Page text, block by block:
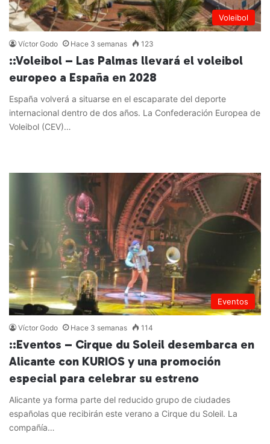
Voleibol
Víctor Godo Hace 3 semanas 123
::Voleibol – Las Palmas llevará el voleibol
europeo a España en 2028
España volverá a situarse en el escaparate del deporte
internacional dentro de dos años. La Confederación Europea de
Voleibol (CEV)…
Eventos
Víctor Godo Hace 3 semanas 114
::Eventos – Cirque du Soleil desembarca en
Alicante con KURIOS y una promoción
especial para celebrar su estreno
Alicante ya forma parte del reducido grupo de ciudades
españolas que recibirán este verano a Cirque du Soleil. La
compañía…